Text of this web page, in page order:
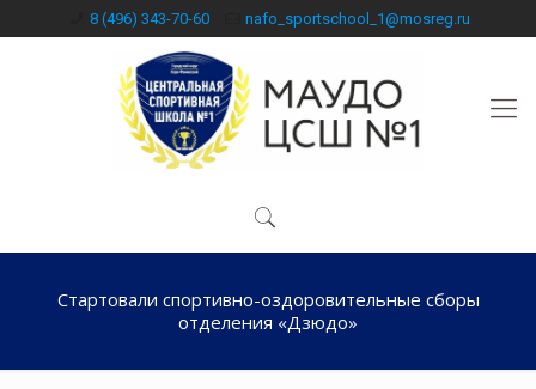
8 (496) 343-70-60 nafo_sportschool_1@mosreg.ru
Стартовали спортивно-оздоровительные сборы
отделения «Дзюдо»